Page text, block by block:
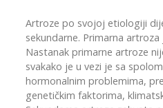
Artroze po svojoj etiologiji
sekundarne. Primarna
Nastanak primarne artroze
svakako je u vezi je sa
hormonalnim problemima,
genetičkim faktorima,